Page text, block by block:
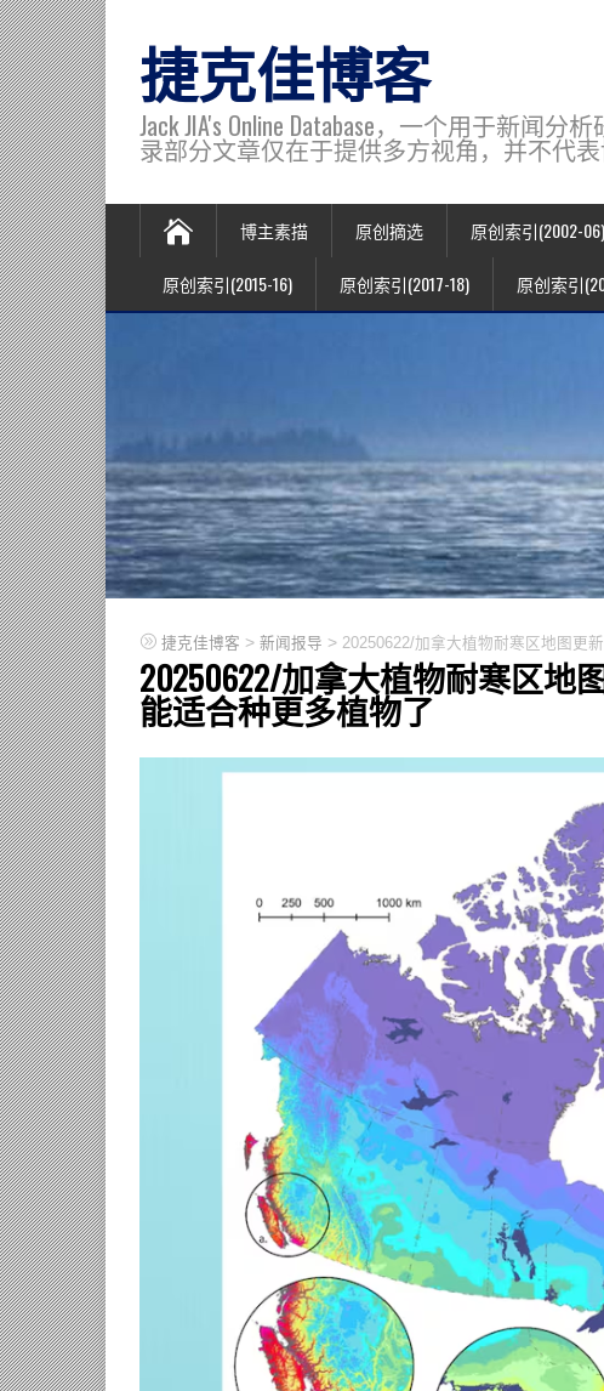
捷克佳博客
Jack JIA's Online Database，一个用于新闻
录部分文章仅在于提供多方视角，并不代表
博主素描 原创摘选 原创索引(2002-06)
原创索引(2015-16) 原创索引(2017-18) 原创索引
捷克佳博客 > 新闻报导 > 20250622/加拿大植物耐寒区地图更
20250622/加拿大植物耐寒区地
能适合种更多植物了